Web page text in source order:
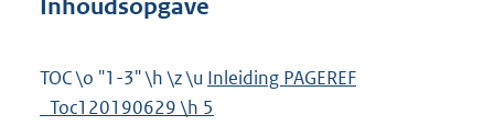
Inhoudsopgave
TOC \o "1-3" \h \z \u Inleiding PAGEREF
_Toc120190629 \h 5